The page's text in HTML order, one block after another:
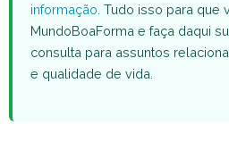
informação . Tudo isso para que
MundoBoaForma e faça daqui
consulta para assuntos
e qualidade de vida.